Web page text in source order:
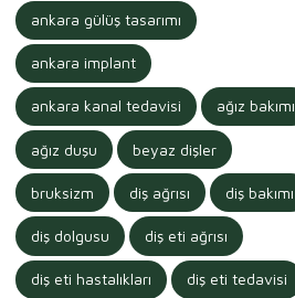
ankara gülüş tasarımı
ankara implant
ankara kanal tedavisi ağız bakımı
ağız duşu beyaz dişler
bruksizm diş ağrısı diş bakımı
diş dolgusu diş eti ağrısı
diş eti hastalıkları diş eti tedavisi